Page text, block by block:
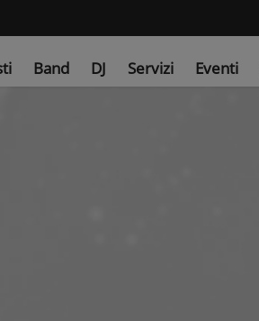
Band DJ Servizi Eventi